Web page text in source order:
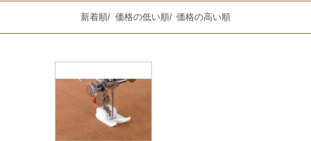
新着順/ 価格の低い順/ 価格の高い順